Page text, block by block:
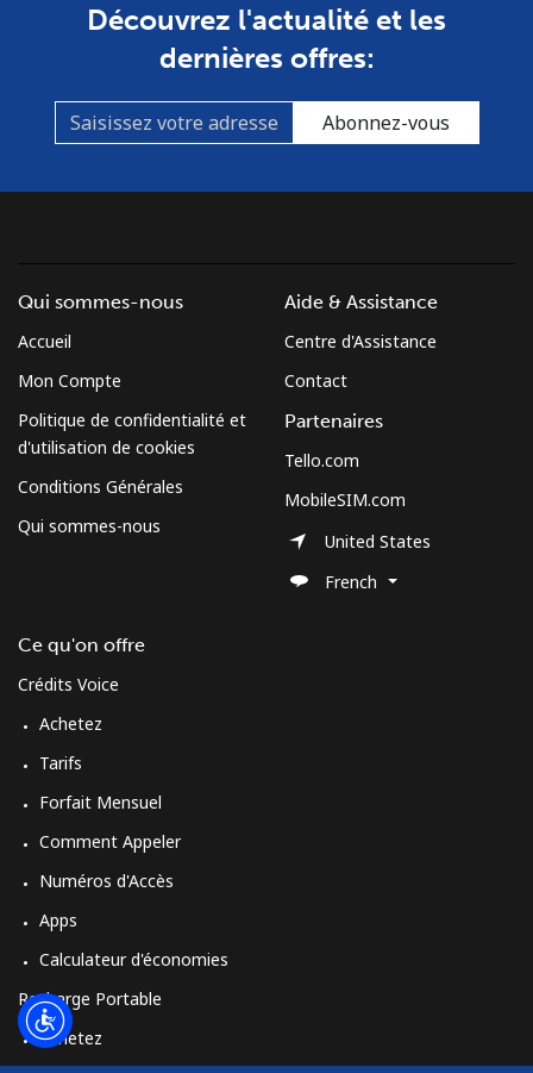
Découvrez l'actualité et les
dernières offres:
Abonnez-vous
Qui sommes-nous
Accueil
Mon Compte
Politique de confidentialité et
d'utilisation de cookies
Conditions Générales
Qui sommes-nous
Ce qu'on offre
Crédits Voice
Achetez
Tarifs
Forfait Mensuel
Comment Appeler
Numéros d'Accès
Apps
Calculateur d'économies
Recharge Portable
Achetez
Aide & Assistance
Centre d'Assistance
Contact
Partenaires
Tello.com
MobileSIM.com
United States
French